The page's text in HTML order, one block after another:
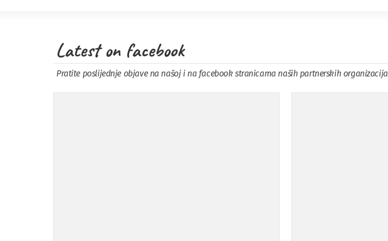
Latest on facebook
Pratite poslijednje objave na našoj i na facebook stranicama naših partnerskih organizacija